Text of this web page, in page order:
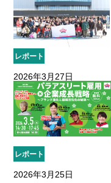
レポート
2026年3月27日
レポート
2026年3月25日